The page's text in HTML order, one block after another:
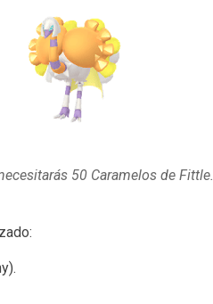
50 Caramelos de Fittle.